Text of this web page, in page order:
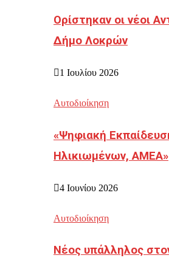
Ορίστηκαν οι νέοι
Δήμο Λοκρών
1 Ιουλίου 2026
Αυτοδιοίκηση
«Ψηφιακή
Ηλικιωμένων, ΑΜΕΑ»
4 Ιουνίου 2026
Αυτοδιοίκηση
Νέος υπάλληλος